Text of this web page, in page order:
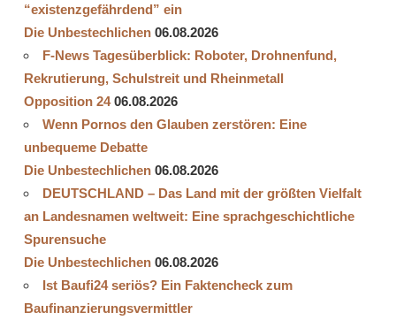
“existenzgefährdend” ein
Die Unbestechlichen 06.08.2026
F-News Tagesüberblick: Roboter, Drohnenfund,
Rekrutierung, Schulstreit und Rheinmetall
Opposition 24 06.08.2026
Wenn Pornos den Glauben zerstören: Eine
unbequeme Debatte
Die Unbestechlichen 06.08.2026
DEUTSCHLAND – Das Land mit der größten Vielfalt
an Landesnamen weltweit: Eine sprachgeschichtliche
Spurensuche
Die Unbestechlichen 06.08.2026
Ist Baufi24 seriös? Ein Faktencheck zum
Baufinanzierungsvermittler